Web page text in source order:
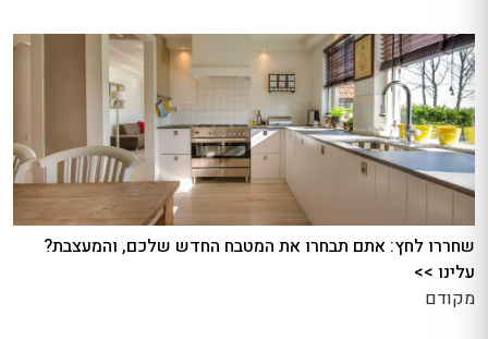
שחררו לחץ: אתם תבחרו את המטבח החדש שלכם, והמעצבת?
עלינו >>
מקודם